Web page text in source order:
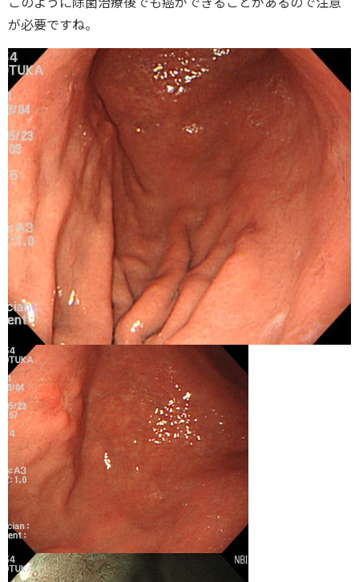
が必要ですね。